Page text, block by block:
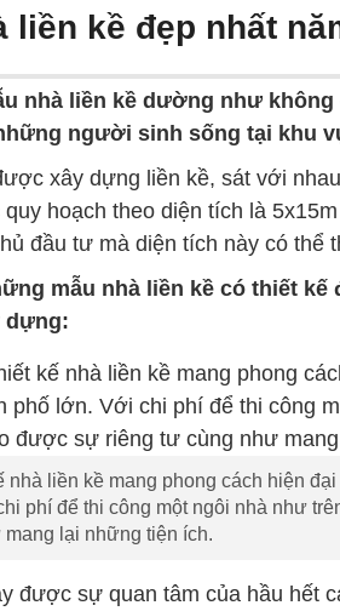
liền kề đẹp nhất
nhà liền kề dường như
người sinh sống tại khu
xây dựng liền kề, sát với
hoạch theo diện tích là
đầu tư mà diện tích này có thể
mẫu nhà liền kề có thiết kế
dựng:
nhà liền kề mang phong cách hiện
phí để thi công một ngôi nhà như
lại những tiện ích.